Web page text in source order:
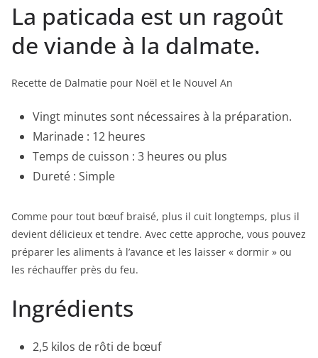
La paticada est un ragoût
de viande à la dalmate.
Recette de Dalmatie pour Noël et le Nouvel An
Vingt minutes sont nécessaires à la préparation.
Marinade : 12 heures
Temps de cuisson : 3 heures ou plus
Dureté : Simple
Comme pour tout bœuf braisé, plus il cuit longtemps, plus il
devient délicieux et tendre. Avec cette approche, vous pouvez
préparer les aliments à l’avance et les laisser « dormir » ou
les réchauffer près du feu.
Ingrédients
2,5 kilos de rôti de bœuf